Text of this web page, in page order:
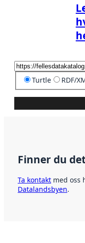
Turtle RDF/
Finner du
Ta kontakt med oss
Datalandsbyen.